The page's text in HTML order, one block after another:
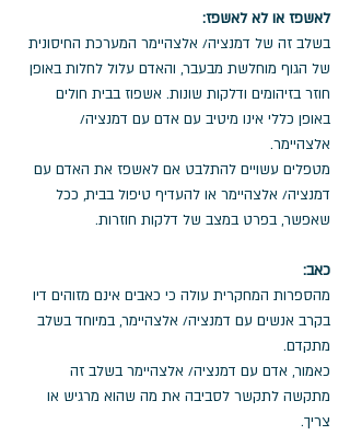
לאשפז או לא לאשפז:
בשלב זה של דמנציה/ אלצהיימר המערכת החיסונית
של הגוף מוחלשת מבעבר, והאדם עלול לחלות באופן
חוזר בזיהומים ודלקות שונות. אשפוז בבית חולים
באופן כללי אינו מיטיב עם אדם עם דמנציה/
אלצהיימר.
מטפלים עשויים להתלבט אם לאשפז את האדם עם
דמנציה/ אלצהיימר או להעדיף טיפול בבית, ככל
שאפשר, בפרט במצב של דלקות חוזרות.
כאב:
מהספרות המחקרית עולה כי כאבים אינם מזוהים דיו
בקרב אנשים עם דמנציה/ אלצהיימר, במיוחד בשלב
מתקדם.
כאמור, אדם עם דמנציה/ אלצהיימר בשלב זה
מתקשה לתקשר לסביבה את מה שהוא מרגיש או
צריך.